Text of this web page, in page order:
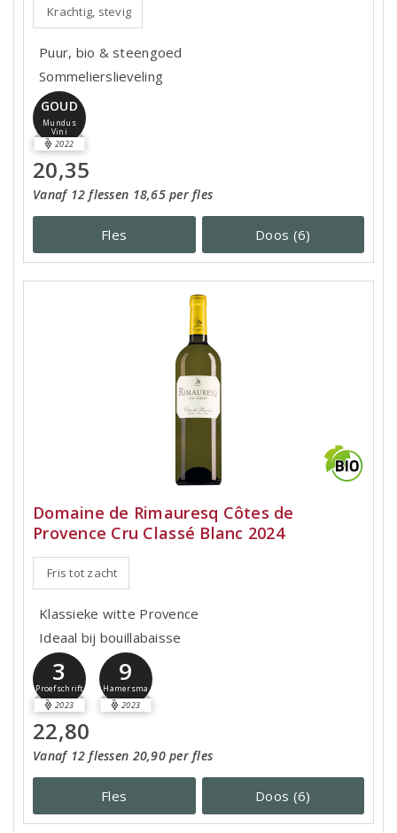
Krachtig, stevig
Puur, bio & steengoed
Sommelierslieveling
GOUD
Mundus
Vini
2022
20,35
Vanaf 12 flessen 18,65 per fles
Fles Doos (6)
Domaine de Rimauresq Côtes de
Provence Cru Classé Blanc 2024
Fris tot zacht
Klassieke witte Provence
Ideaal bij bouillabaisse
3
Proefschrift
2023
9
Hamersma
2023
22,80
Vanaf 12 flessen 20,90 per fles
Fles Doos (6)